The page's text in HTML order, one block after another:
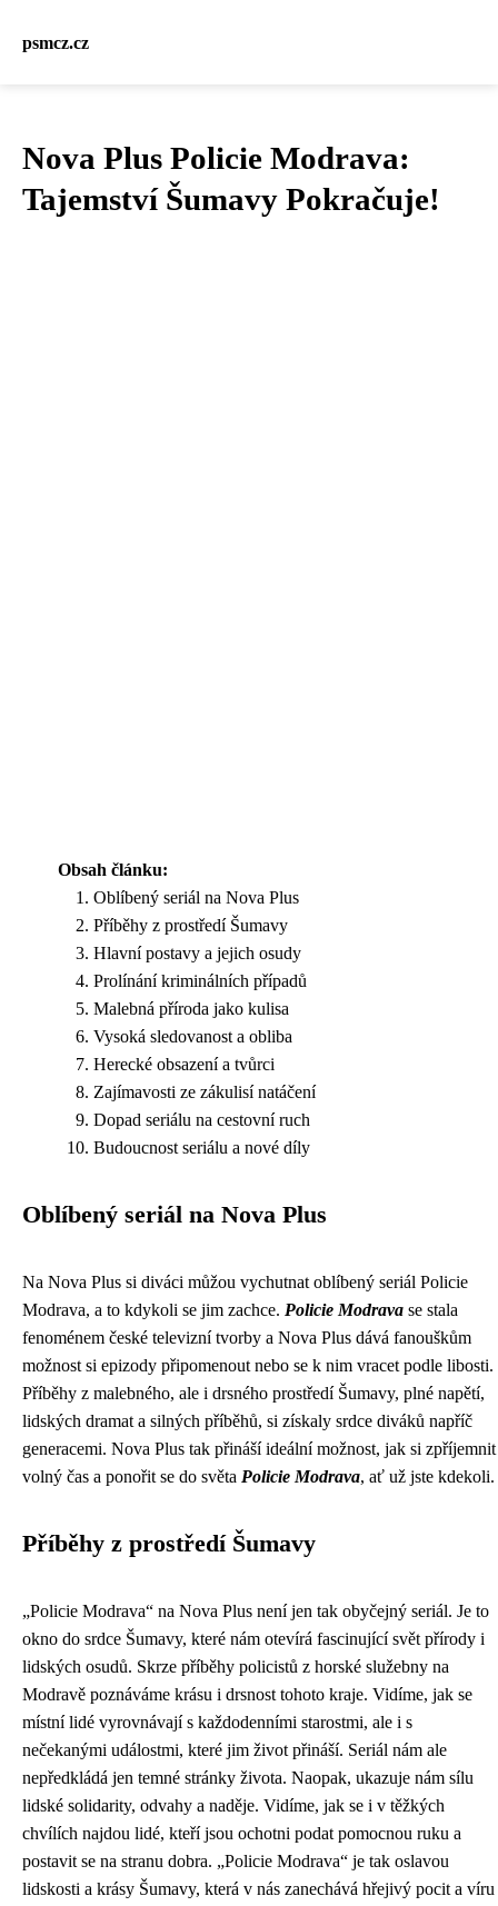
psmcz.cz
Nova Plus Policie Modrava:
Tajemství Šumavy Pokračuje!
Obsah článku:
Oblíbený seriál na Nova Plus
Příběhy z prostředí Šumavy
Hlavní postavy a jejich osudy
Prolínání kriminálních případů
Malebná příroda jako kulisa
Vysoká sledovanost a obliba
Herecké obsazení a tvůrci
Zajímavosti ze zákulisí natáčení
Dopad seriálu na cestovní ruch
Budoucnost seriálu a nové díly
Oblíbený seriál na Nova Plus
Na Nova Plus si diváci můžou vychutnat oblíbený seriál Policie
Modrava, a to kdykoli se jim zachce. Policie Modrava se stala
fenoménem české televizní tvorby a Nova Plus dává fanouškům
možnost si epizody připomenout nebo se k nim vracet podle libosti.
Příběhy z malebného, ale i drsného prostředí Šumavy, plné napětí,
lidských dramat a silných příběhů, si získaly srdce diváků napříč
generacemi. Nova Plus tak přináší ideální možnost, jak si zpříjemnit
volný čas a ponořit se do světa Policie Modrava, ať už jste kdekoli.
Příběhy z prostředí Šumavy
„Policie Modrava“ na Nova Plus není jen tak obyčejný seriál. Je to
okno do srdce Šumavy, které nám otevírá fascinující svět přírody i
lidských osudů. Skrze příběhy policistů z horské služebny na
Modravě poznáváme krásu i drsnost tohoto kraje. Vidíme, jak se
místní lidé vyrovnávají s každodenními starostmi, ale i s
nečekanými událostmi, které jim život přináší. Seriál nám ale
nepředkládá jen temné stránky života. Naopak, ukazuje nám sílu
lidské solidarity, odvahy a naděje. Vidíme, jak se i v těžkých
chvílích najdou lidé, kteří jsou ochotni podat pomocnou ruku a
postavit se na stranu dobra. „Policie Modrava“ je tak oslavou
lidskosti a krásy Šumavy, která v nás zanechává hřejivý pocit a víru